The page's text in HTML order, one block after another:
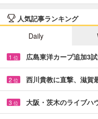
人気記事ランキング
Daily
1 位 広島東洋カープ追加3
2 位 西川貴教に直撃、滋賀
3 位 大阪・茨木のライブ